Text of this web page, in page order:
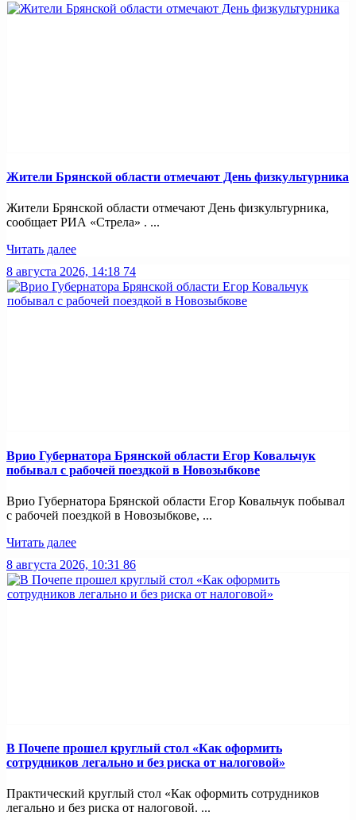
Жители Брянской области отмечают День физкультурника
Жители Брянской области отмечают День физкультурника,
сообщает РИА «Стрела» . ...
Читать далее
8 августа 2026, 14:18 74
Врио Губернатора Брянской области Егор Ковальчук
побывал с рабочей поездкой в Новозыбкове
Врио Губернатора Брянской области Егор Ковальчук побывал
с рабочей поездкой в Новозыбкове, ...
Читать далее
8 августа 2026, 10:31 86
В Почепе прошел круглый стол «Как оформить
сотрудников легально и без риска от налоговой»
Практический круглый стол «Как оформить сотрудников
легально и без риска от налоговой. ...